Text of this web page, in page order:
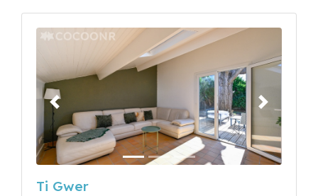
Précédent Suivant
Ti Gwer